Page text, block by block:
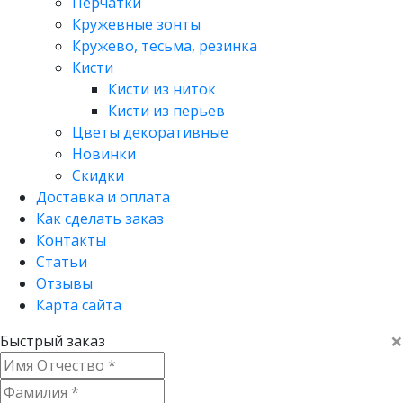
Кружевные зонты
Кружево, тесьма, резинка
Кисти
Кисти из ниток
Кисти из перьев
Цветы декоративные
Новинки
Скидки
Доставка и оплата
Как сделать заказ
Контакты
Статьи
Отзывы
Карта сайта
×
Быстрый заказ